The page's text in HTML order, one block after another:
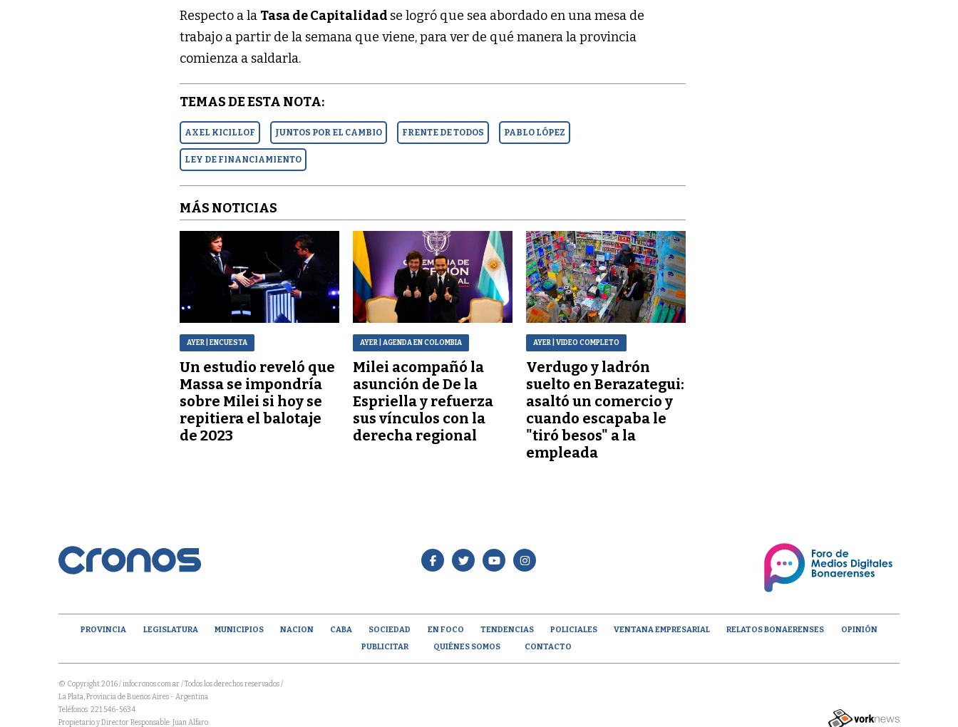
Respecto a la Tasa de Capitalidad se logró que sea abordado en una mesa de
trabajo a partir de la semana que viene, para ver de qué manera la provincia
comienza a saldarla.
TEMAS DE ESTA NOTA:
AXEL KICILLOF JUNTOS POR EL CAMBIO FRENTE DE TODOS PABLO LÓPEZ
LEY DE FINANCIAMIENTO
MÁS NOTICIAS
AYER | ENCUESTA
Un estudio reveló que
Massa se impondría
sobre Milei si hoy se
repitiera el balotaje
de 2023
AYER | AGENDA EN COLOMBIA
Milei acompañó la
asunción de De la
Espriella y refuerza
sus vínculos con la
derecha regional
AYER | VIDEO COMPLETO
Verdugo y ladrón
suelto en Berazategui:
asaltó un comercio y
cuando escapaba le
"tiró besos" a la
empleada
PROVINCIA LEGISLATURA MUNICIPIOS NACION CABA SOCIEDAD EN FOCO TENDENCIAS POLICIALES VENTANA EMPRESARIAL RELATOS BONAERENSES
OPINIÓN
PUBLICITAR
QUIÉNES SOMOS CONTACTO
© Copyright 2016 / infocronos.com.ar / Todos los derechos reservados /
La Plata, Provincia de Buenos Aires - Argentina
Teléfonos: 221 546-5634
Propietario y Director Responsable: Juan Alfaro